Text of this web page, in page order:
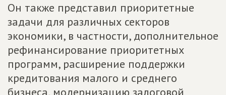
Он также представил приоритетные
задачи для различных секторов
экономики, в частности, дополнительное
рефинансирование приоритетных
программ, расширение поддержки
кредитования малого и среднего
бизнеса, модернизацию залоговой